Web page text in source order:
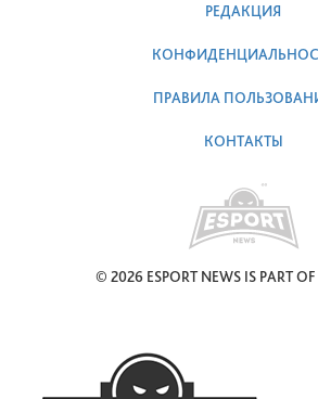
РЕДАКЦИЯ
ПРАВИЛА
КОНТАКТЫ
© 2026 ESPORT NEWS IS PART OF